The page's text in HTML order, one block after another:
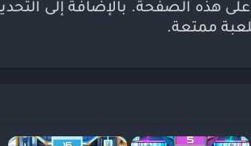
هذه الصفحة. بالإضافة إلى
ممتعة.